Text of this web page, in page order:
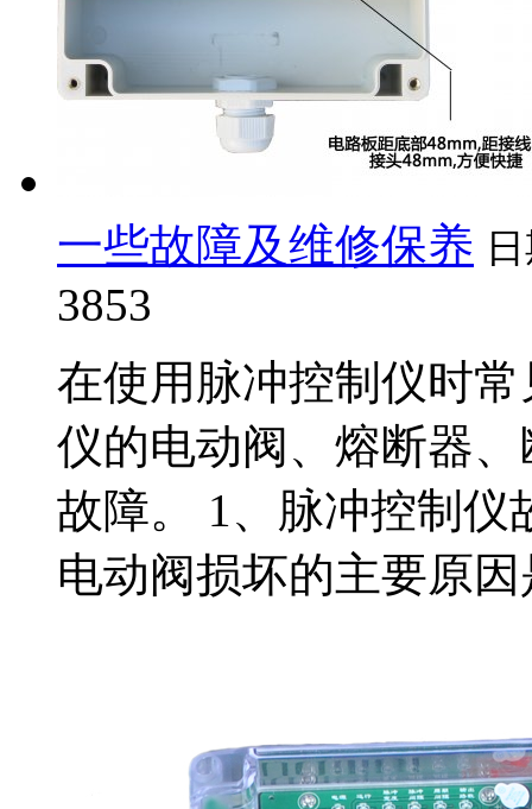
一些故障及维修保养
3853
在使用脉冲控制仪时
仪的电动阀、熔断器
故障。 1、脉冲控制仪
电动阀损坏的主要原因